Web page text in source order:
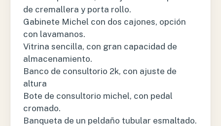
de cremallera y porta rollo.
Gabinete Michel con dos cajones, opción
con lavamanos.
Vitrina sencilla, con gran capacidad de
almacenamiento.
Banco de consultorio 2k, con ajuste de
altura
Bote de consultorio michel, con pedal
cromado.
Banqueta de un peldaño tubular esmaltado.